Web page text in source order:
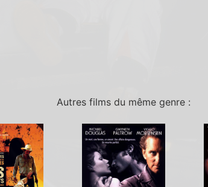
Autres films du même genre :